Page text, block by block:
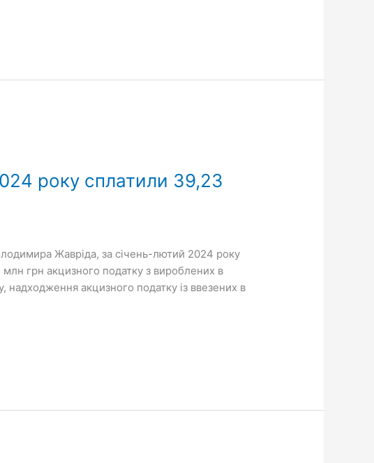
року сплатили 39,23
Жавріда, за січень-лютий 2024 року
грн акцизного податку з вироблених в
надходження акцизного податку із ввезених в